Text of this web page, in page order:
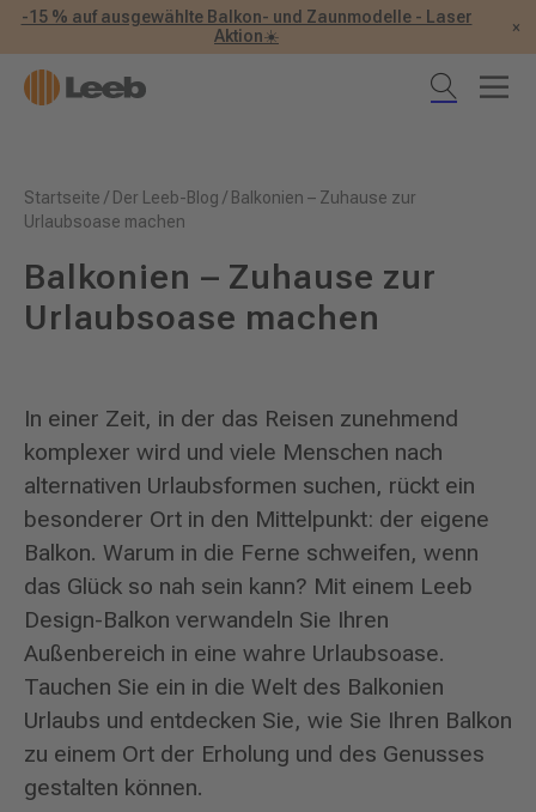
-15 % auf ausgewählte Balkon- und Zaunmodelle - Laser
Aktion☀️
×
Startseite / Der Leeb-Blog / Balkonien – Zuhause zur
Urlaubsoase machen
Balkonien – Zuhause zur
Urlaubsoase machen
In einer Zeit, in der das Reisen zunehmend
komplexer wird und viele Menschen nach
alternativen Urlaubsformen suchen, rückt ein
besonderer Ort in den Mittelpunkt: der eigene
Balkon. Warum in die Ferne schweifen, wenn
das Glück so nah sein kann? Mit einem Leeb
Design-Balkon verwandeln Sie Ihren
Außenbereich in eine wahre Urlaubsoase.
Tauchen Sie ein in die Welt des Balkonien
Urlaubs und entdecken Sie, wie Sie Ihren Balkon
zu einem Ort der Erholung und des Genusses
gestalten können.